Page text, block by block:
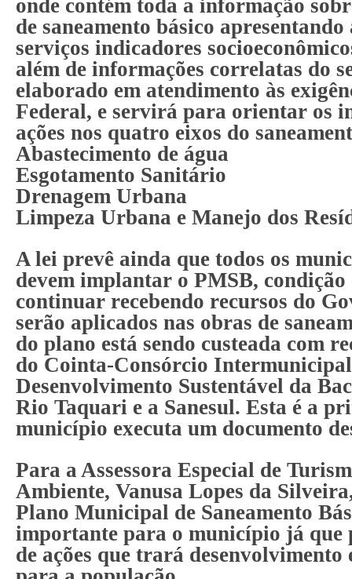
onde contém toda a informação
de saneamento básico apresentando
serviços indicadores
além de informações correlatas do
elaborado em atendimento às
Federal, e servirá para orientar os
ações nos quatro eixos do
Abastecimento de água
Esgotamento Sanitário
Drenagem Urbana
Limpeza Urbana e Manejo dos
A lei prevê ainda que todos os
devem implantar o PMSB,
continuar recebendo recursos do
serão aplicados nas obras de
do plano está sendo custeada com
do Cointa-Consórcio
Desenvolvimento Sustentável da
Rio Taquari e a Sanesul. Esta é a
município executa um documento
Para a Assessora Especial de
Ambiente, Vanusa Lopes da
Plano Municipal de Saneamento
importante para o município já que
de ações que trará